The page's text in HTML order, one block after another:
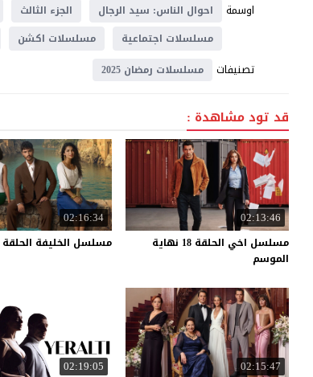
اوسمة
احوال الناس: سيد الرجال الجزء الثالث
مسلسلات اجتماعية
مسلسلات اكشن
تصنيفات مسلسلات رمضان 2025
قد تود مشاهدة :
02:13:46
مسلسل اخي الحلقة 18 نهاية
الموسم
02:16:34
مسلسل الخليفة الحلقة
02:15:47
02:19:05